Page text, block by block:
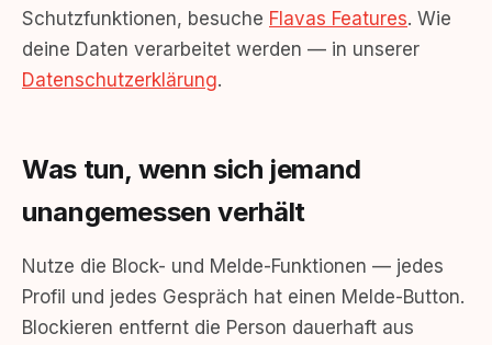
Schutzfunktionen, besuche Flavas Features. Wie
deine Daten verarbeitet werden — in unserer
Datenschutzerklärung.
Was tun, wenn sich jemand
unangemessen verhält
Nutze die Block- und Melde-Funktionen — jedes
Profil und jedes Gespräch hat einen Melde-Button.
Blockieren entfernt die Person dauerhaft aus